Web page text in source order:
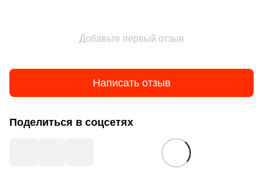
Добавьте первый отзыв
Написать отзыв
Поделиться в соцсетях